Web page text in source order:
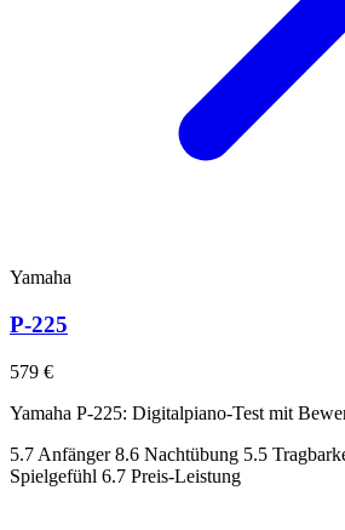
Yamaha
P-225
579 €
Yamaha P-225: Digitalpiano-Test mit
5.7 Anfänger 8.6 Nachtübung 5.5
Spielgefühl 6.7 Preis-Leistung